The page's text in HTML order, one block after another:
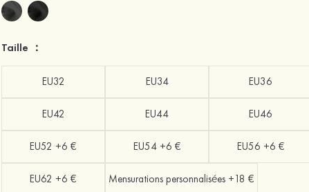
Taille ：
EU32 EU34 EU36
EU42 EU44 EU46
EU52 +6 € EU54 +6 € EU56 +6 €
EU62 +6 € Mensurations personnalisées +18 €